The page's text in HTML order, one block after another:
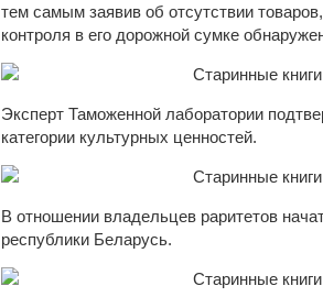
тем самым заявив об отсутствии
контроля в его дорожной сумке
Эксперт Таможенной лаборатории
категории культурных ценностей.
В отношении владельцев раритетов
республики Беларусь.